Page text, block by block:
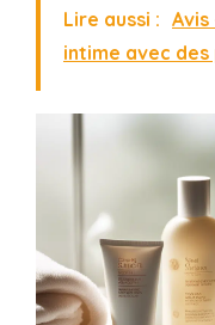
Lire aussi :
intime avec